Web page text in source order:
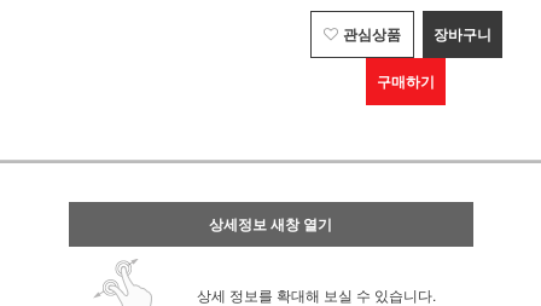
관심상품 장바구니
구매하기
상세정보 새창 열기
상세 정보를 확대해 보실 수 있습니다.